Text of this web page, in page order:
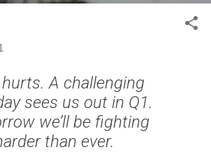
A challenging
sees us out in Q1.
we’ll be fighting
than ever.